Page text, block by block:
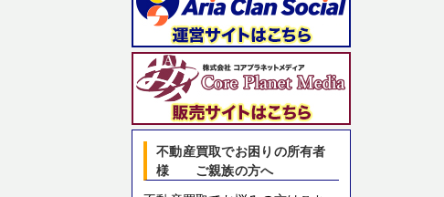
不動産買取でお困りの所有者
様 ご親族の方へ